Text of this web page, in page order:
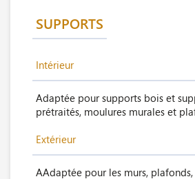
SUPPORTS
Intérieur
Adaptée pour supports bois et
prétraités, moulures murales et
Extérieur
AAdaptée pour les murs,